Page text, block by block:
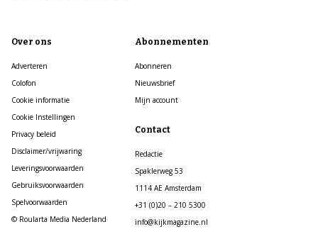
Over ons
Adverteren
Colofon
Cookie informatie
Cookie Instellingen
Privacy beleid
Disclaimer/vrijwaring
Leveringsvoorwaarden
Gebruiksvoorwaarden
Spelvoorwaarden
© Roularta Media Nederland
Abonnementen
Abonneren
Nieuwsbrief
Mijn account
Contact
Redactie
Spaklerweg 53
1114 AE Amsterdam
+31 (0)20 – 210 5300
info@kijkmagazine.nl